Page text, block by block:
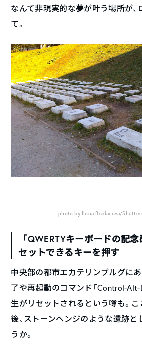
なんて非現実的な夢が叶う場所が、
て。
photo by Ilona Bradacova/
「QWERTYキーボードの記
セットできるキーを押す
中央部の都市エカテリンブルグに
了や再起動のコマンド「Control-Alt-
生がリセットされるという噂も。
後、ストーンヘンジのような遺跡と
うか。